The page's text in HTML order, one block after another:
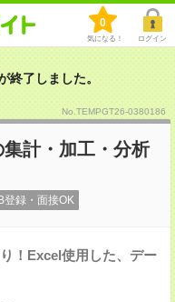
0
気になる！ ログイン
終了しました。
No.TEMPGT26-0380186
集計・加工・分析
登録・面接OK
！Excel使用した、デー